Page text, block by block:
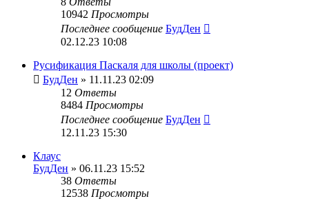
10942 Просмотры
Последнее сообщение БудДен
02.12.23 10:08
Русификация Паскаля для школы (проект)
БудДен » 11.11.23 02:09
12 Ответы
8484 Просмотры
Последнее сообщение БудДен
12.11.23 15:30
Клаус
БудДен » 06.11.23 15:52
38 Ответы
12538 Просмотры